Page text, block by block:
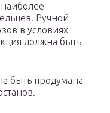
Ручной
в условиях
должна быть
быть продумана